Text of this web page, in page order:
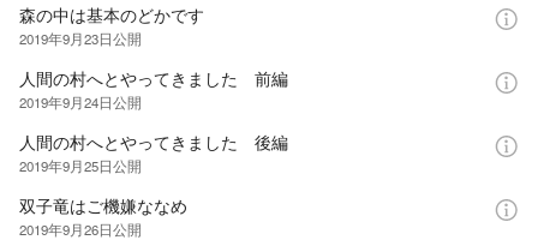
森の中は基本のどかです
2019年9月23日公開
人間の村へとやってきました 前編
2019年9月24日公開
人間の村へとやってきました 後編
2019年9月25日公開
双子竜はご機嫌ななめ
2019年9月26日公開